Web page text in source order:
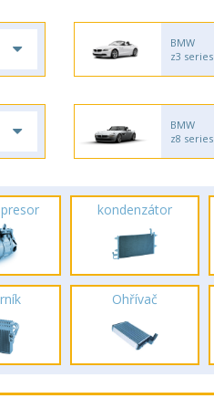
BMW
z3 series
BMW
z8 series
kondenzátor
Ohřívač